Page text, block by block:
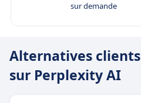
sur demande
Alternatives clients
sur Perplexity AI